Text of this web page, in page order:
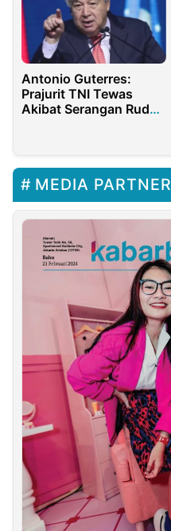
Antonio Guterres:
Prajurit TNI Tewas
Akibat Serangan Rudal
MEDIA PARTNER